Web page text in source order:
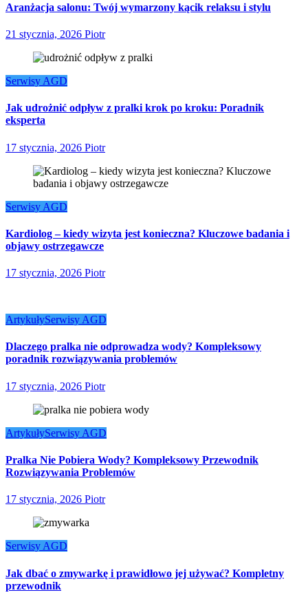
Aranżacja salonu: Twój wymarzony kącik relaksu i stylu
21 stycznia, 2026 Piotr
Serwisy AGD
Jak udrożnić odpływ z pralki krok po kroku: Poradnik
eksperta
17 stycznia, 2026 Piotr
Serwisy AGD
Kardiolog – kiedy wizyta jest konieczna? Kluczowe badania i
objawy ostrzegawcze
17 stycznia, 2026 Piotr
ArtykułySerwisy AGD
Dlaczego pralka nie odprowadza wody? Kompleksowy
poradnik rozwiązywania problemów
17 stycznia, 2026 Piotr
ArtykułySerwisy AGD
Pralka Nie Pobiera Wody? Kompleksowy Przewodnik
Rozwiązywania Problemów
17 stycznia, 2026 Piotr
Serwisy AGD
Jak dbać o zmywarkę i prawidłowo jej używać? Kompletny
przewodnik